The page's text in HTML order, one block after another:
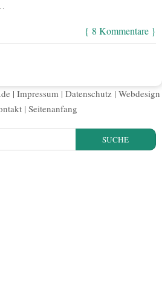
{ 8 Kommentare }
| Impressum | Datenschutz | Webdesign
| Seitenanfang
SUCHE